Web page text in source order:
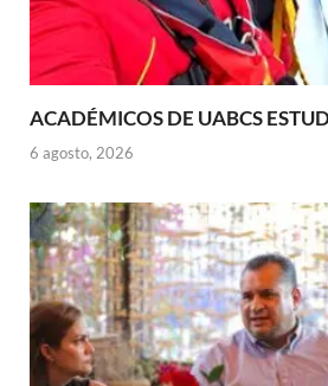
ACADÉMICOS DE UABCS
6 agosto, 2026